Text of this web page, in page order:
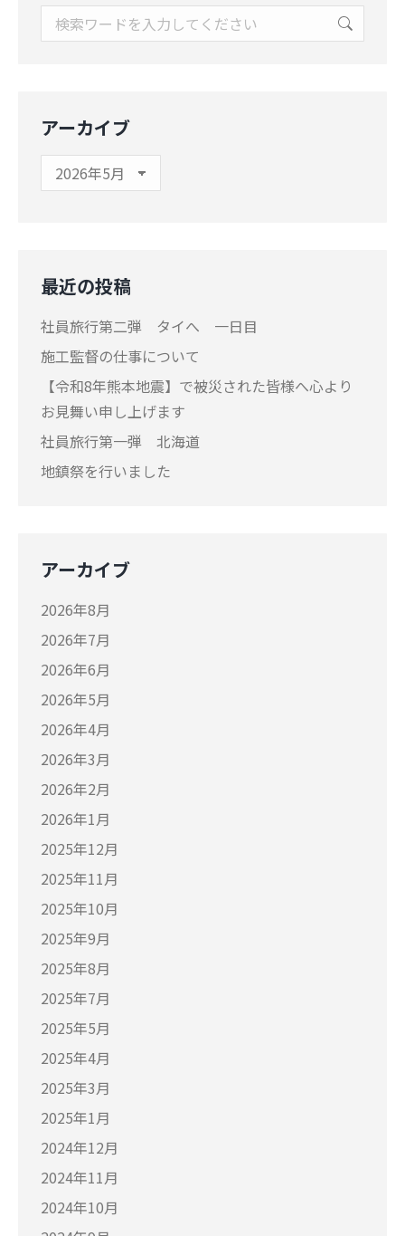
Search:
アーカイブ
ー
最近の投稿
社員旅行第二弾 タイへ 一日目
施工監督の仕事について
【令和8年熊本地震】で被災された皆様へ心より
お見舞い申し上げます
社員旅行第一弾 北海道
地鎮祭を行いました
アーカイブ
2026年8月
2026年7月
2026年6月
2026年5月
2026年4月
2026年3月
2026年2月
2026年1月
2025年12月
2025年11月
2025年10月
2025年9月
2025年8月
2025年7月
2025年5月
2025年4月
2025年3月
2025年1月
2024年12月
2024年11月
2024年10月